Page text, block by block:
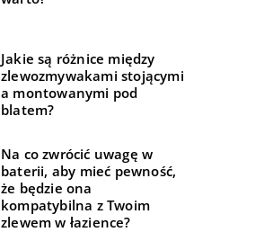
Jakie są różnice między
zlewozmywakami stojącymi
a montowanymi pod
blatem?
Na co zwrócić uwagę w
baterii, aby mieć pewność,
że będzie ona
kompatybilna z Twoim
zlewem w łazience?